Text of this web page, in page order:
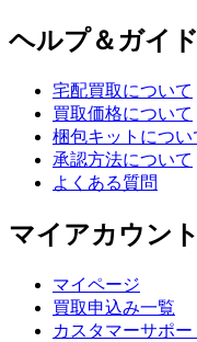
ヘルプ＆ガイド
宅配買取について
買取価格について
梱包キットについ
承認方法について
よくある質問
マイアカウント
マイページ
買取申込み一覧
カスタマーサポ